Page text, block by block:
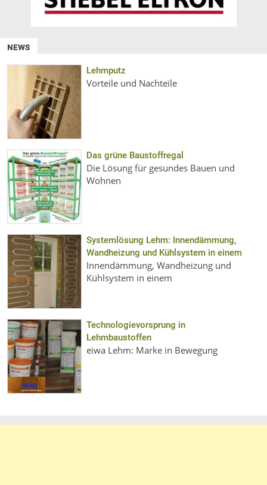
NEWS
Lehmputz
Vorteile und Nachteile
Das grüne Baustoffregal
Die Lösung für gesundes Bauen und
Wohnen
Systemlösung Lehm: Innendämmung,
Wandheizung und Kühlsystem in einem
Innendämmung, Wandheizung und
Kühlsystem in einem
Technologievorsprung in
Lehmbaustoffen
eiwa Lehm: Marke in Bewegung